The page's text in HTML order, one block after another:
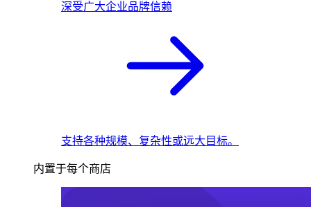
深受广大企业品牌信赖
支持各种规模、复杂性或远大目标。
内置于每个商店